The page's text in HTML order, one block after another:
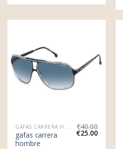
gafas carrera
hombre
€40.00
€25.00